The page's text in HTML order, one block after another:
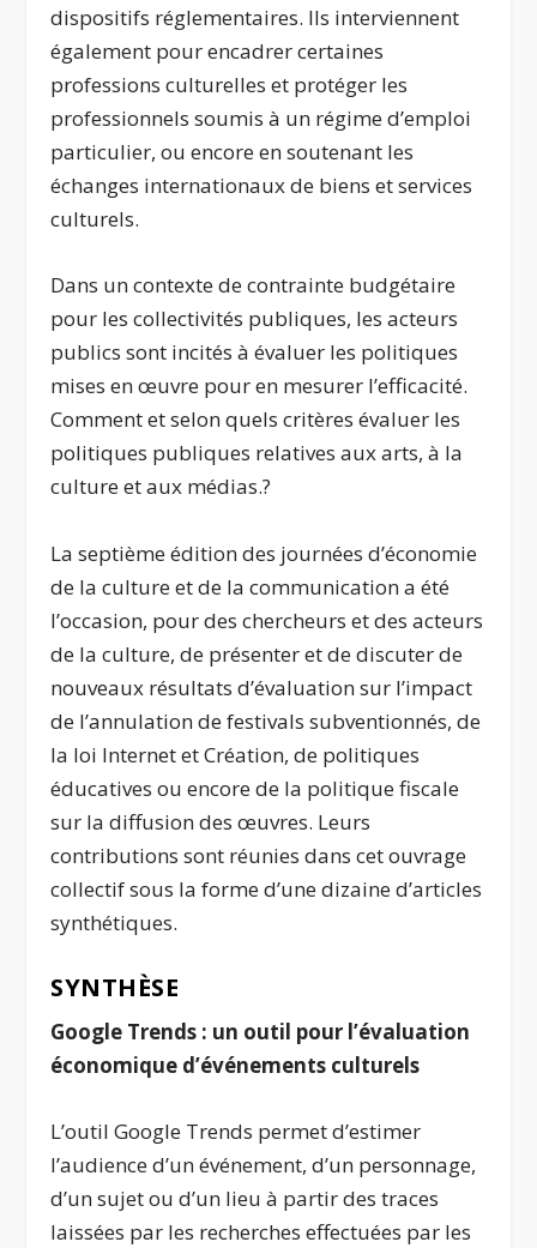
dispositifs réglementaires. Ils interviennent
également pour encadrer certaines
professions culturelles et protéger les
professionnels soumis à un régime d’emploi
particulier, ou encore en soutenant les
échanges internationaux de biens et services
culturels.
Dans un contexte de contrainte budgétaire
pour les collectivités publiques, les acteurs
publics sont incités à évaluer les politiques
mises en œuvre pour en mesurer l’efficacité.
Comment et selon quels critères évaluer les
politiques publiques relatives aux arts, à la
culture et aux médias.?
La septième édition des journées d’économie
de la culture et de la communication a été
l’occasion, pour des chercheurs et des acteurs
de la culture, de présenter et de discuter de
nouveaux résultats d’évaluation sur l’impact
de l’annulation de festivals subventionnés, de
la loi Internet et Création, de politiques
éducatives ou encore de la politique fiscale
sur la diffusion des œuvres. Leurs
contributions sont réunies dans cet ouvrage
collectif sous la forme d’une dizaine d’articles
synthétiques.
SYNTHÈSE
Google Trends : un outil pour l’évaluation
économique d’événements culturels
L’outil Google Trends permet d’estimer
l’audience d’un événement, d’un personnage,
d’un sujet ou d’un lieu à partir des traces
laissées par les recherches effectuées par les